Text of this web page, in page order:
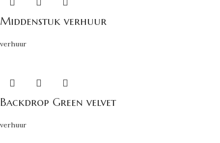
Middenstuk verhuur
verhuur
Backdrop Green velvet
verhuur